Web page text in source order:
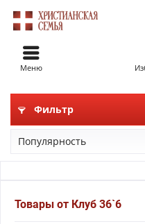
Меню
Фильтр
Товары от Клуб 36`6